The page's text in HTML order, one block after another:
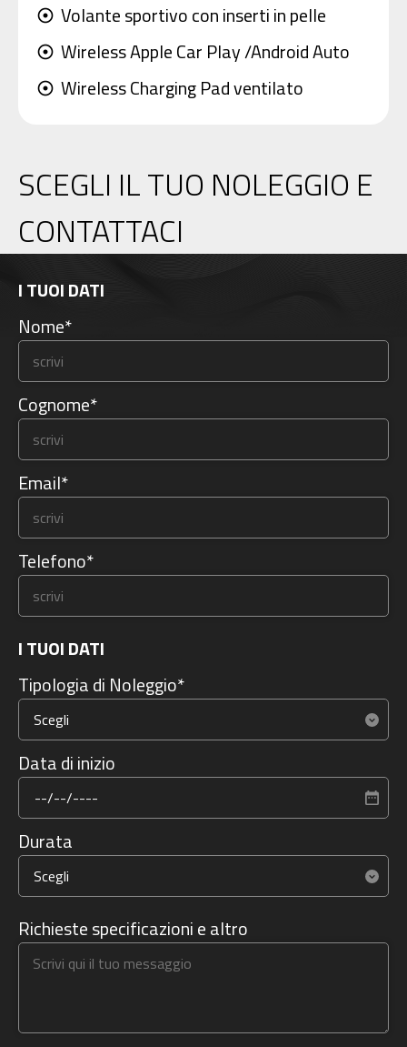
adjust Volante sportivo con inserti in pelle
adjust Wireless Apple Car Play /Android Auto
adjust Wireless Charging Pad ventilato
SCEGLI IL TUO NOLEGGIO E
CONTATTACI
I TUOI DATI
Nome*
Cognome*
Email*
Telefono*
I TUOI DATI
Tipologia di Noleggio*
Data di inizio
Durata
Richieste specificazioni e altro